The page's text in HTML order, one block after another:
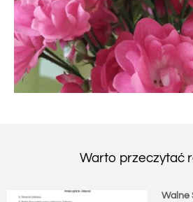
Warto przeczytać
Walne